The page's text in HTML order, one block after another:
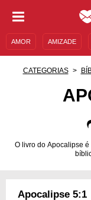
AMOR AMIZADE
CATEGORIAS
O livro do Apocalipse
Apocalipse 5:1